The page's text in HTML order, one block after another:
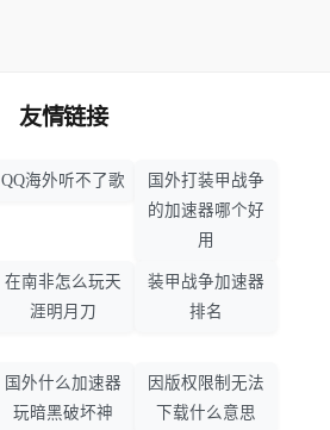
友情链接
QQ海外听不了歌
国外打装甲战争
的加速器哪个好
用
在南非怎么玩天
涯明月刀
装甲战争加速器
排名
国外什么加速器
玩暗黑破坏神
因版权限制无法
下载什么意思